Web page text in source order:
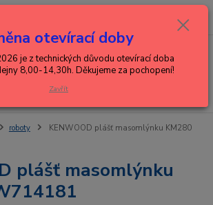
Menu
0,00 Kč
roboty
KENWOOD plášť masomlýnku KM280
plášť masomlýnku
otevírací doby
je z technických důvodu otevírací doba
8,00-14,30h. Děkujeme za pochopení!
Zavřít